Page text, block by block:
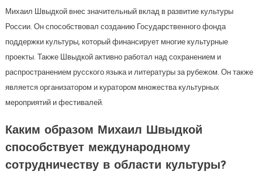
Михаил Швыдкой внес значительный вклад в развитие культуры
России. Он способствовал созданию Государственного фонда
поддержки культуры, который финансирует многие культурные
проекты. Также Швыдкой активно работал над сохранением и
распространением русского языка и литературы за рубежом. Он также
является организатором и куратором множества культурных
мероприятий и фестивалей.
Каким образом Михаил Швыдкой
способствует международному
сотрудничеству в области культуры?